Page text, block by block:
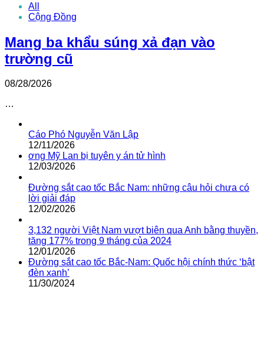
All
Cộng Đồng
Mang ba khẩu súng xả đạn vào
trường cũ
08/28/2026
…
Cáo Phó Nguyễn Văn Lập
12/11/2026
ơng Mỹ Lan bị tuyên y án tử hình
12/03/2026
Đường sắt cao tốc Bắc Nam: những câu hỏi chưa có
lời giải đáp
12/02/2026
3,132 người Việt Nam vượt biên qua Anh bằng thuyền,
tăng 177% trong 9 tháng của 2024
12/01/2026
Đường sắt cao tốc Bắc-Nam: Quốc hội chính thức ‘bật
đèn xanh’
11/30/2024